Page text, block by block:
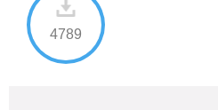
4789